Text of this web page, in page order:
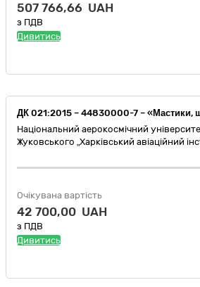
507 766,66 UAH
з ПДВ
Дивитись
Національний аерокосмічний
Жуковського „Харківський авіаційний
Очікувана вартість
42 700,00 UAH
з ПДВ
Дивитись